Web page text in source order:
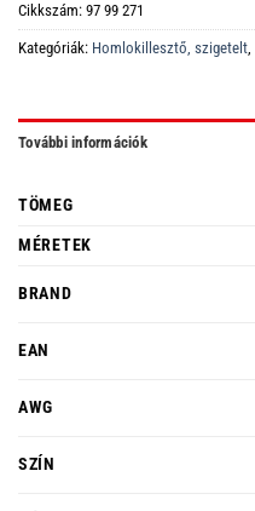
Cikkszám: 97 99 271
Kategóriák: Homlokillesztő, szigetelt,
További információk
TÖMEG
MÉRETEK
BRAND
EAN
AWG
SZÍN